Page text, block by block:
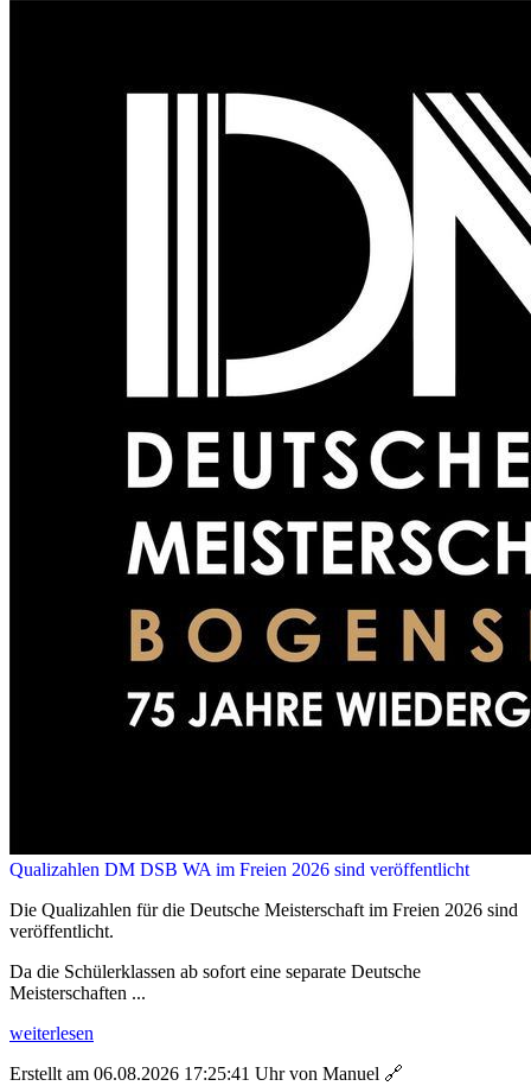
Qualizahlen DM DSB WA im Freien 2026 sind veröffentlicht
Die Qualizahlen für die Deutsche Meisterschaft im Freien 2026 sind
veröffentlicht.
Da die Schülerklassen ab sofort eine separate Deutsche
Meisterschaften ...
weiterlesen
Erstellt am 06.08.2026 17:25:41 Uhr von Manuel 🔗